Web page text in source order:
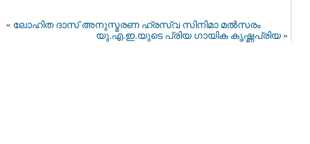
« ലോഹിത ദാസ്‌ അനുസ്മരണ ഹ്രസ്വ സിനിമാ മല്‍സരം
യു.എ.ഇ.യുടെ പ്രിയ ഗായിക കൃഷ്ണപ്രിയ»